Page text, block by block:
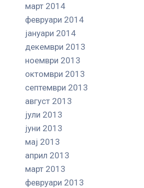
март 2014
февруари 2014
јануари 2014
декември 2013
ноември 2013
октомври 2013
септември 2013
август 2013
јули 2013
јуни 2013
мај 2013
април 2013
март 2013
февруари 2013